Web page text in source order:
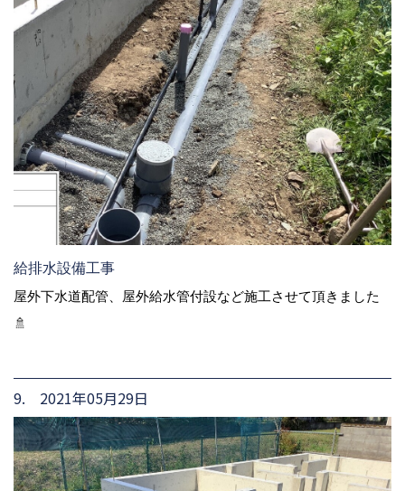
給排水設備工事
屋外下水道配管、屋外給水管付設など施工させて頂きました
🚿
9. 2021年05月29日